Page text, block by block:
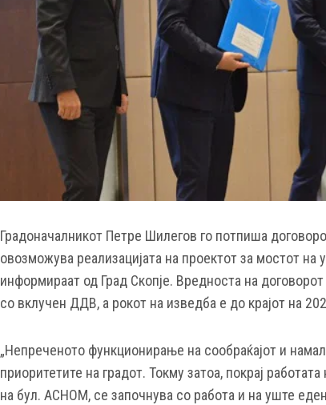
Градоначалникот Петре Шилегов го потпиша
овозможува реализацијата на проектот за мостот
информираат од Град Скопје. Вредноста на
со вклучен ДДВ, а рокот на изведба е до крајот на
„Непреченото функционирање на сообраќајот и
приоритетите на градот. Токму затоа, покрај
на бул. АСНОМ, се започнува со работа и на уште